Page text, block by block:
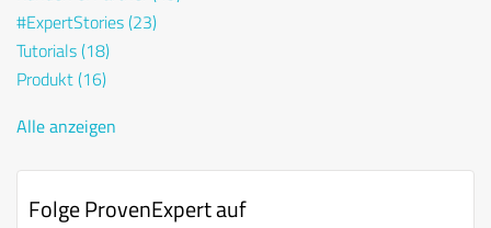
#ExpertStories(23)
Tutorials(18)
Produkt(16)
Alle anzeigen
Folge ProvenExpert auf